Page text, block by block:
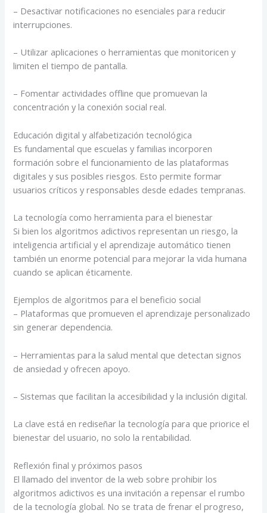
– Desactivar notificaciones no esenciales para reducir
interrupciones.
– Utilizar aplicaciones o herramientas que monitoricen y
limiten el tiempo de pantalla.
– Fomentar actividades offline que promuevan la
concentración y la conexión social real.
Educación digital y alfabetización tecnológica
Es fundamental que escuelas y familias incorporen
formación sobre el funcionamiento de las plataformas
digitales y sus posibles riesgos. Esto permite formar
usuarios críticos y responsables desde edades tempranas.
La tecnología como herramienta para el bienestar
Si bien los algoritmos adictivos representan un riesgo, la
inteligencia artificial y el aprendizaje automático tienen
también un enorme potencial para mejorar la vida humana
cuando se aplican éticamente.
Ejemplos de algoritmos para el beneficio social
– Plataformas que promueven el aprendizaje personalizado
sin generar dependencia.
– Herramientas para la salud mental que detectan signos
de ansiedad y ofrecen apoyo.
– Sistemas que facilitan la accesibilidad y la inclusión digital.
La clave está en rediseñar la tecnología para que priorice el
bienestar del usuario, no solo la rentabilidad.
Reflexión final y próximos pasos
El llamado del inventor de la web sobre prohibir los
algoritmos adictivos es una invitación a repensar el rumbo
de la tecnología global. No se trata de frenar el progreso,